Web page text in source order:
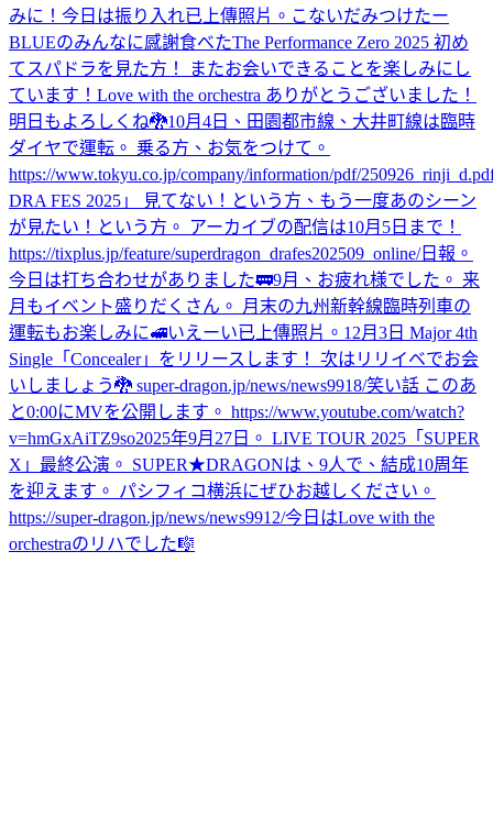
みに！ 今日は振り入れ已上傳照片。 こないだみつけたー
BLUEのみんなに感謝食べたThe Performance Zero 2025 初め
てスパドラを見た方！ またお会いできることを楽しみにし
ています！ Love with the orchestra ありがとうございました！
明日もよろしくね🐉10月4日、田園都市線、大井町線は臨時
ダイヤで運転。 乗る方、お気をつけて。
https://www.tokyu.co.jp/company/information/pdf/
DRA FES 2025」 見てない！という方、もう一度あのシーン
が見たい！という方。 アーカイブの配信は10月5日まで！
https://tixplus.jp/feature/superdragon_drafes202509_online/日報。
今日は打ち合わせがありました🚃9月、お疲れ様でした。 来
月もイベント盛りだくさん。 月末の九州新幹線臨時列車の
運転もお楽しみに🚅いえーい已上傳照片。 12月3日 Major 4th
Single「Concealer」をリリースします！ 次はリリイベでお会
いしましょう🐉 super-dragon.jp/news/news9918/笑い話 このあ
と0:00にMVを公開します。 https://www.youtube.com/watch?
v=hmGxAiTZ9so2025年9月27日。 LIVE TOUR 2025「SUPER
X」最終公演。 SUPER★DRAGONは、9人で、結成10周年
を迎えます。 パシフィコ横浜にぜひお越しください。
https://super-dragon.jp/news/news9912/今日はLove with the
orchestraのリハでした🎼